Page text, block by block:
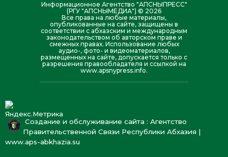
Информационное Агентство "АПСНЫПРЕСС"
(РГУ "АПСНЫМЕДИА") © 2026
Все права на любые материалы,
опубликованные на сайте, защищены в
соответствии с абхазским и международным
законодательством об авторском праве и
смежных правах. Использование любых
аудио-, фото- и видеоматериалов,
размещенных на сайте, допускается только с
разрешения правообладателя и ссылкой на
www.apsnypress.info.
Создание и обслуживание сайта : Агентство
Правительственной Связи Республики Абхазия |
www.aps-abkhazia.su